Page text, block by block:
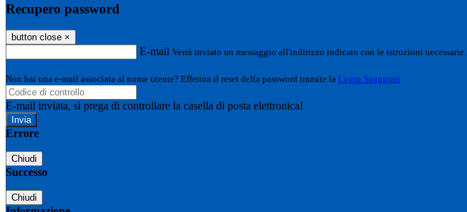
Recupero password
button close ×
E-mail Verrà inviato un messaggio all'indirizzo indicato con le istruzioni necessarie.
Non hai una e-mail associata al nome utente? Effettua il reset della password tramite la Login Spaggiari
E-mail inviata, si prega di controllare la casella di posta elettronica!
Errore
Chiudi
Successo
Chiudi